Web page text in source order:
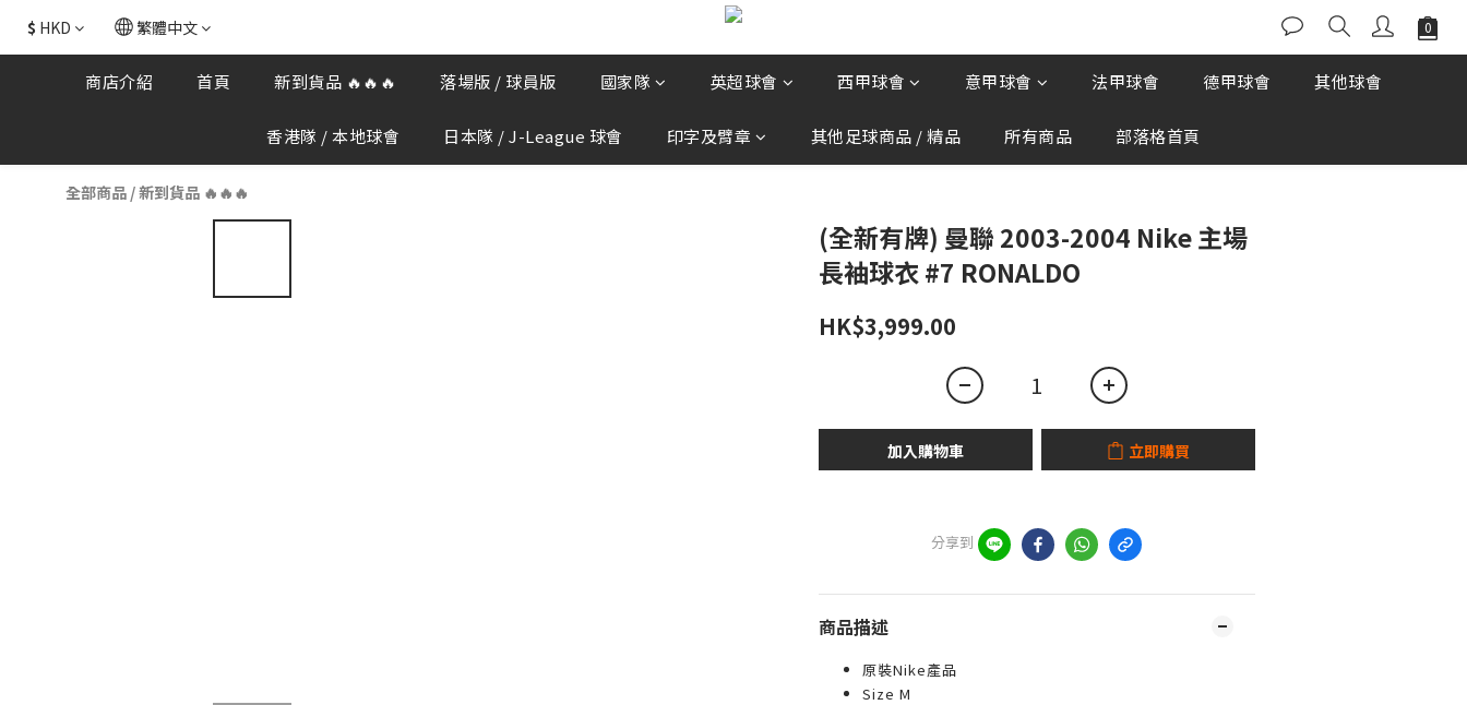
$ HKD 繁體中文
商店介紹 首頁 新到貨品 🔥🔥🔥 落場版 / 球員版 國家隊 英超球會 西甲球會 意甲球會 法甲球會 德甲球會 其他球會
香港隊 / 本地球會 日本隊 / J-League 球會 印字及臂章 其他足球商品 / 精品 所有商品 部落格首頁
全部商品 /新到貨品 🔥🔥🔥
(全新有牌) 曼聯 2003-2004 Nike 主場
長袖球衣 #7 RONALDO
HK$3,999.00
加入購物車 立即購買
分享到
商品描述
原裝Nike產品
Size M